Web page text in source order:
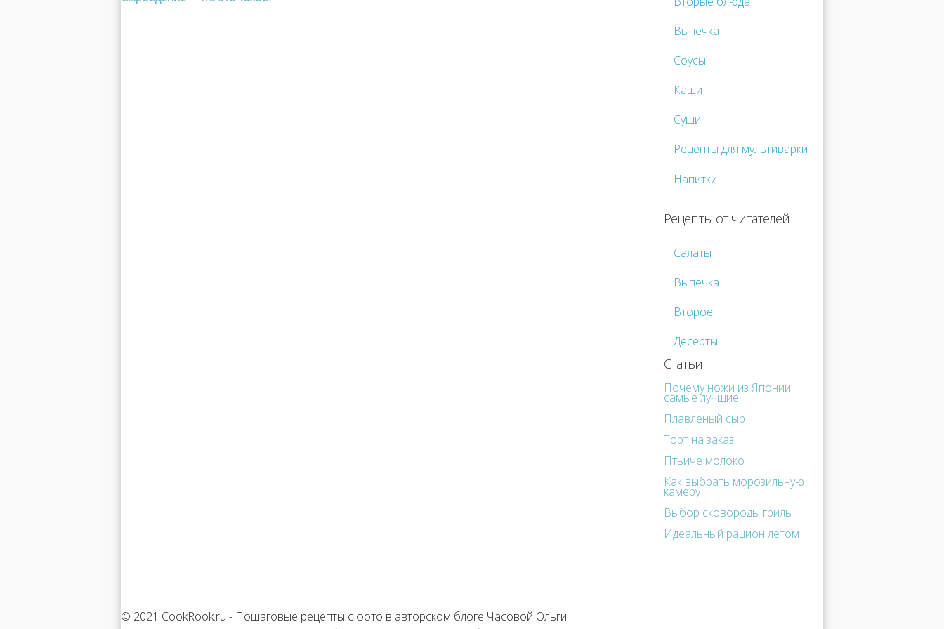
Выпечка
Соусы
Каши
Суши
Рецепты для мультиварки
Напитки
Рецепты от читателей
Салаты
Выпечка
Второе
Десерты
Статьи
Почему ножи из Японии
самые лучшие
Плавленый сыр
Торт на заказ
Птьиче молоко
Как выбрать морозильную
камеру
Выбор сковороды гриль
Идеальный рацион летом
© 2021 CookRook.ru - Пошаговые рецепты с фото в авторском блоге Часовой Ольги.